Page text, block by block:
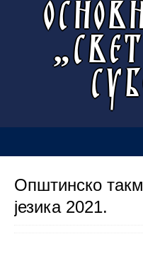
Општинско
језика 2021.